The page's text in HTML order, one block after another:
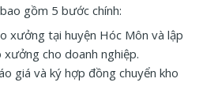
gồm 5 bước chính:
xưởng tại huyện Hóc Môn và lập
xưởng cho doanh nghiệp.
giá và ký hợp đồng chuyển kho